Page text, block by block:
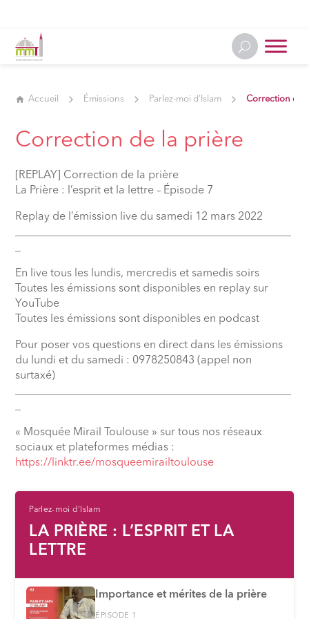
Accueil Émissions Parlez-moi d'Islam Correction de
Correction de la prière
[REPLAY] Correction de la prière
La Prière : l’esprit et la lettre – Épisode 7
Replay de l’émission live du samedi 12 mars 2022
En live tous les lundis, mercredis et samedis soirs
Toutes les émissions sont disponibles en replay sur
YouTube
Toutes les émissions sont disponibles en podcast
Pour poser vos questions en direct dans les émissions
du lundi et du samedi : 0978250843 (appel non
surtaxé)
« Mosquée Mirail Toulouse » sur tous nos réseaux
sociaux et plateformes médias :
https://linktr.ee/mosqueemirailtoulouse
Parlez-moi d'Islam
LA PRIÈRE : L’ESPRIT ET LA
LETTRE
Importance et mérites de la prière
ÉPISODE 1